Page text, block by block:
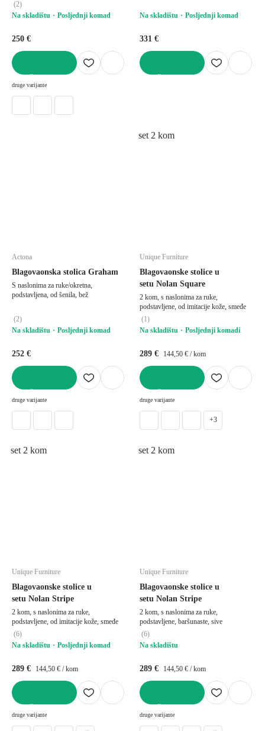
(2)
Na skladištu
Posljednji komad
250 €
druge varijante
Na skladištu Posljednji komad
331 €
Actona
Blagovaonska stolica Graham
S naslonima za ruke/okretna,
podstavljena, od šenila, bež
(2)
Na skladištu
Posljednji komad
252 €
druge varijante
set 2 kom
Unique Furniture
Blagovaonske stolice u
setu Nolan Square
2 kom, s naslonima za ruke,
podstavljene, od imitacije kože, smeđe
(1)
Na skladištu
Posljednji komadi
289 € 144,50 € / kom
druge varijante
+3
set 2 kom
Unique Furniture
Blagovaonske stolice u
setu Nolan Stripe
2 kom, s naslonima za ruke,
podstavljene, od imitacije kože, smeđe
(6)
Na skladištu
Posljednji komad
289 € 144,50 € / kom
druge varijante
set 2 kom
Unique Furniture
Blagovaonske stolice u
setu Nolan Stripe
2 kom, s naslonima za ruke,
podstavljene, baršunaste, sive
(6)
Na skladištu
289 € 144,50 € / kom
druge varijante